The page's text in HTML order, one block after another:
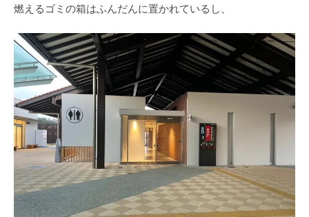
燃えるゴミの箱はふんだんに置かれているし、